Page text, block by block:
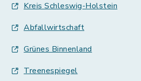
Kreis Schleswig-Holstein
Abfallwirtschaft
Grünes Binnenland
Treenespiegel